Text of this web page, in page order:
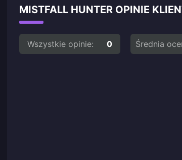
MISTFALL HUNTER OPINIE
Wszystkie opinie: 0 Średnia